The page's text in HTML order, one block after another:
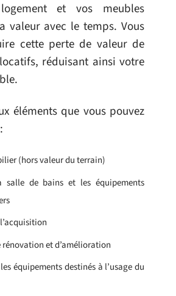
et vos meubles
valeur avec le temps. Vous
cette perte de valeur de
réduisant ainsi votre
éléments que vous pouvez
(hors valeur du terrain)
salle de bains et les équipements
rénovation et d’amélioration
équipements destinés à l’usage du